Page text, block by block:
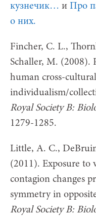
кузнечик… и Про
о них.
Fincher, C. L.,
Schaller, M. (2008).
human cross-
individualism/
Royal Society B:
1279-1285.
Little, A. C.,
(2011). Exposure to
contagion changes
symmetry in
Royal Society B: